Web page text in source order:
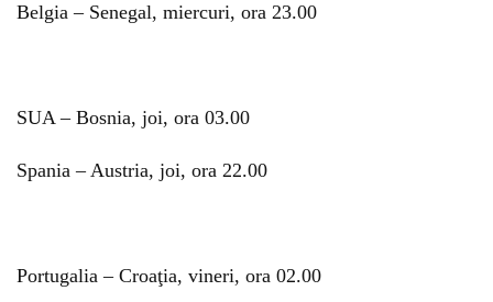
Belgia – Senegal, miercuri, ora 23.00
SUA – Bosnia, joi, ora 03.00
Spania – Austria, joi, ora 22.00
Portugalia – Croaţia, vineri, ora 02.00